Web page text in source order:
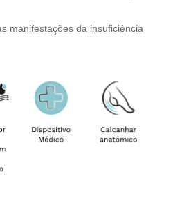
manifestações da insuficiência